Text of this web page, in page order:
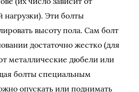
нагрузки). Эти болты
высоту пола. Сам болт
достаточно жестко (для
металлические дюбели или
болты специальным
опускать или поднимать